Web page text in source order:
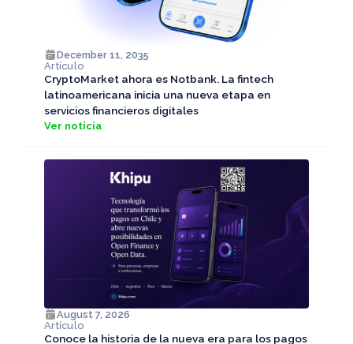
December 11, 2035
Artículo
CryptoMarket ahora es Notbank. La fintech
latinoamericana inicia una nueva etapa en
servicios financieros digitales
Ver noticia
August 7, 2026
Artículo
Conoce la historia de la nueva era para los pagos